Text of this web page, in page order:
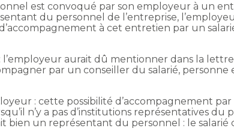
est convoqué par son employeur à un
du personnel de l’entreprise,
à cet entretien par un
l’employeur aurait dû mentionner dans la
par un conseiller du salarié, personne
: cette possibilité d’accompagnement
n’y a pas d’institutions représentatives du
bien un représentant du personnel : le salarié